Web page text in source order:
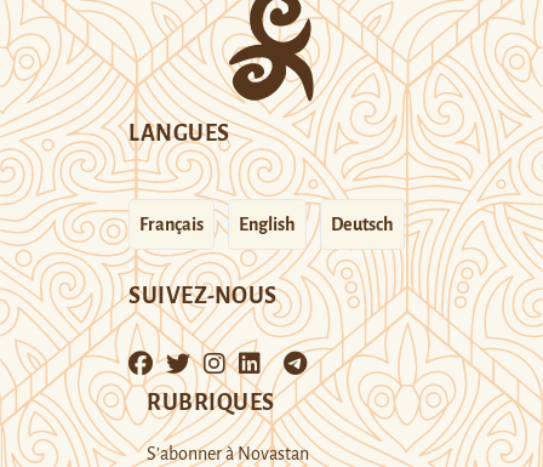
LANGUES
Français English Deutsch
SUIVEZ-NOUS
RUBRIQUES
S’abonner à Novastan